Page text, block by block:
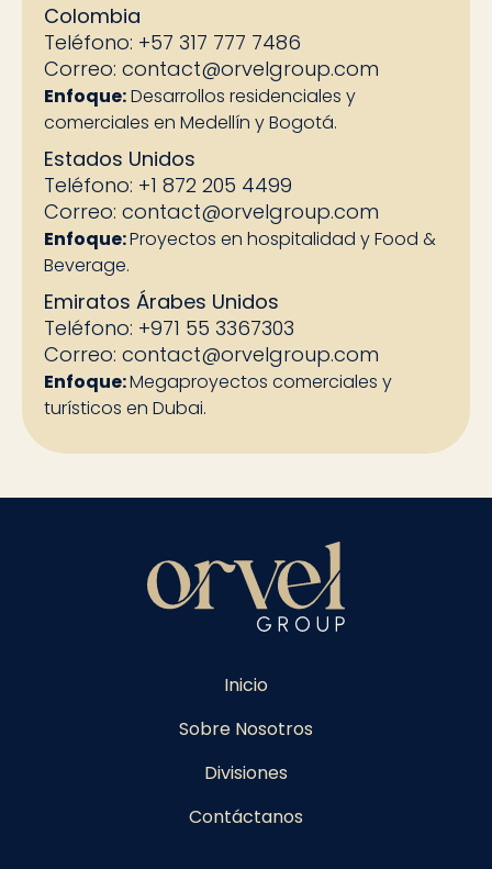
Colombia
Teléfono: +57 317 777 7486
Correo: contact@orvelgroup.com
Enfoque:Desarrollos residenciales y
comerciales en Medellín y Bogotá.
Estados Unidos
Teléfono: +1 872 205 4499
Correo: contact@orvelgroup.com
Enfoque:Proyectos en hospitalidad y Food &
Beverage.
Emiratos Árabes Unidos
Teléfono: +971 55 3367303
Correo: contact@orvelgroup.com
Enfoque:Megaproyectos comerciales y
turísticos en Dubai.
Inicio
Sobre Nosotros
Divisiones
Contáctanos